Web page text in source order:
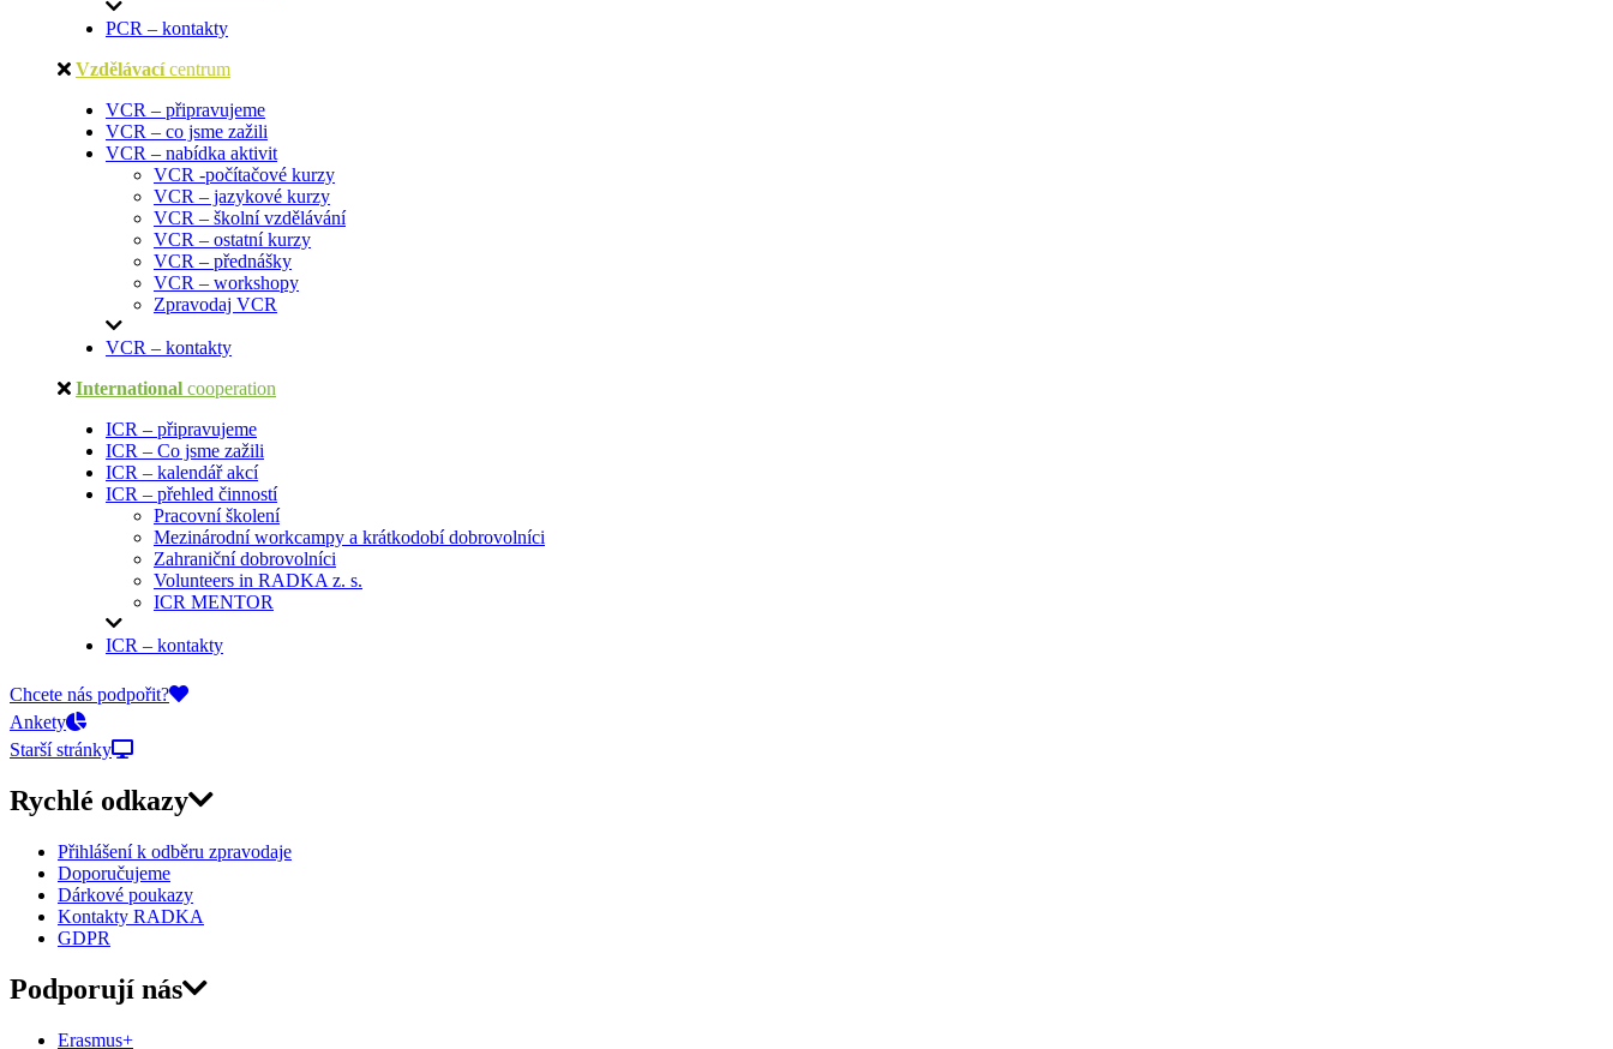
PCR – kontakty
Vzdělávací centrum
VCR – připravujeme
VCR – co jsme zažili
VCR – nabídka aktivit
VCR -počítačové kurzy
VCR – jazykové kurzy
VCR – školní vzdělávání
VCR – ostatní kurzy
VCR – přednášky
VCR – workshopy
Zpravodaj VCR
VCR – kontakty
International cooperation
ICR – připravujeme
ICR – Co jsme zažili
ICR – kalendář akcí
ICR – přehled činností
Pracovní školení
Mezinárodní workcampy a krátkodobí dobrovolníci
Zahraniční dobrovolníci
Volunteers in RADKA z. s.
ICR MENTOR
ICR – kontakty
On-line přihlášky
Chcete nás podpořit?
Ankety
Starší stránky
Rychlé odkazy
Přihlášení k odběru zpravodaje
Doporučujeme
Dárkové poukazy
Kontakty RADKA
GDPR
Podporují nás
Erasmus+